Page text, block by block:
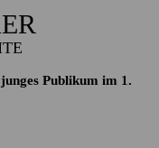
Publikum im 1.